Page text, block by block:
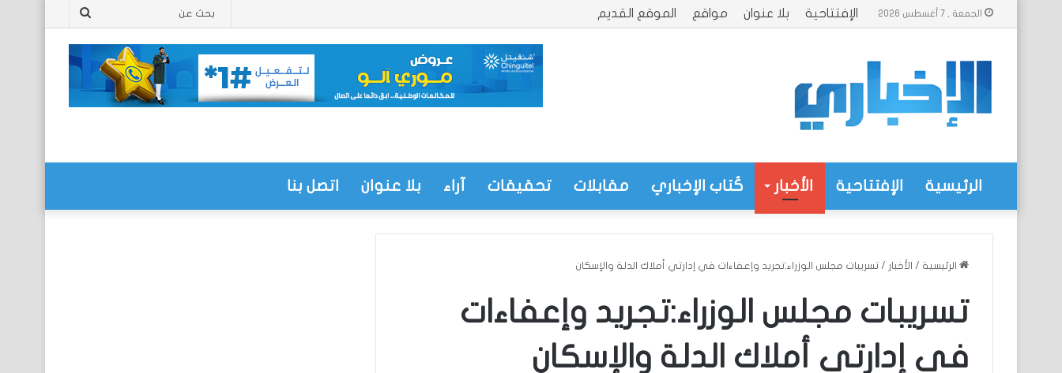
الجمعة , 7 أغسطس 2026 الإفتتاحية بلا عنوان مواقع الموقع القديم بحث
الرئيسية الإفتتاحية الأخبار كُتاب الإخباري مقابلات تحقيقات آراء بلا عنوان اتصل بنا
الرئيسية / الأخبار / تسريبات مجلس الوزراء:تجريد وإعفاءات في إدارتي أملاك الدلة والإسكان
تسريبات مجلس الوزراء:تجريد وإعفاءات
في إدارتي أملاك الدلة والإسكان